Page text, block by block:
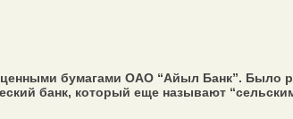
бумагами ОАО “Айыл Банк”. Было
банк, который еще называют